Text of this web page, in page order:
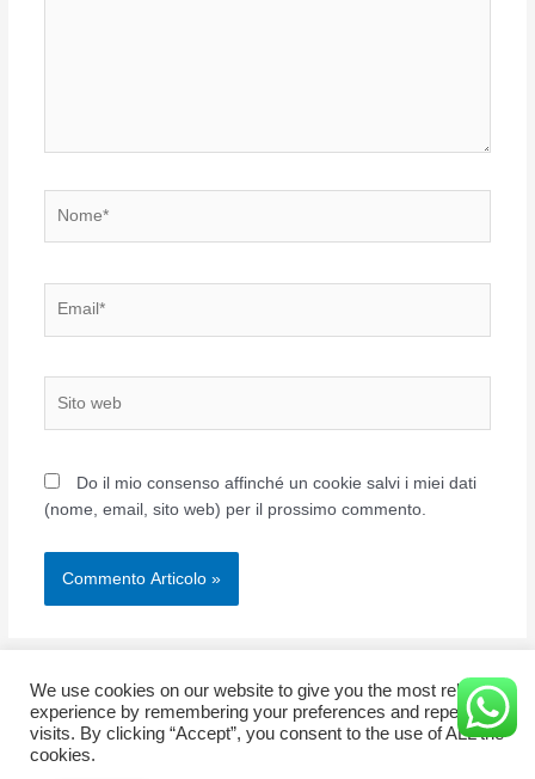
web
Do il mio consenso affinché un cookie salvi i miei dati
(nome, email, sito web) per il prossimo commento.
We use cookies on our website to give you the most relevant
experience by remembering your preferences and repeat
visits. By clicking “Accept”, you consent to the use of ALL the
cookies.